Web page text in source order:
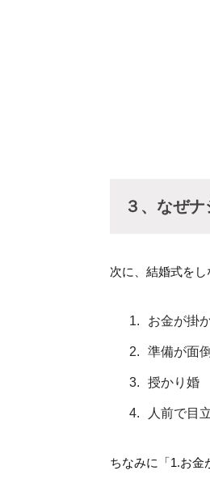
３、なぜ
次に、結婚式を
お金が掛
準備が面倒
授かり婚
人前で目
ちなみに「1.お金